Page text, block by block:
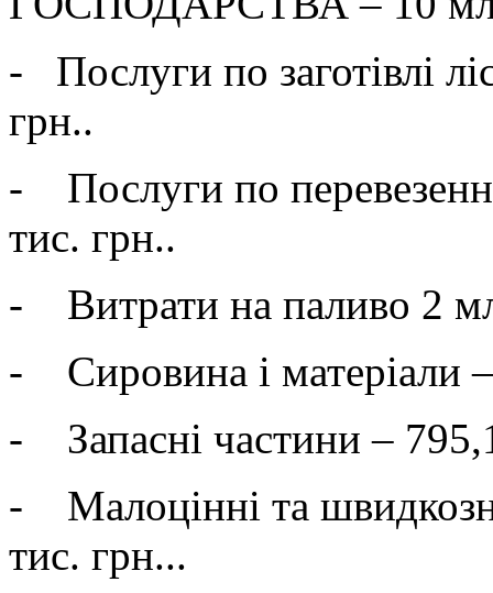
- Послуги по заготівлі
грн..
- Послуги по
тис. грн..
- Витрати на паливо 2
- Сировина і матеріали
- Запасні частини –
- Малоцінні та
тис. грн...